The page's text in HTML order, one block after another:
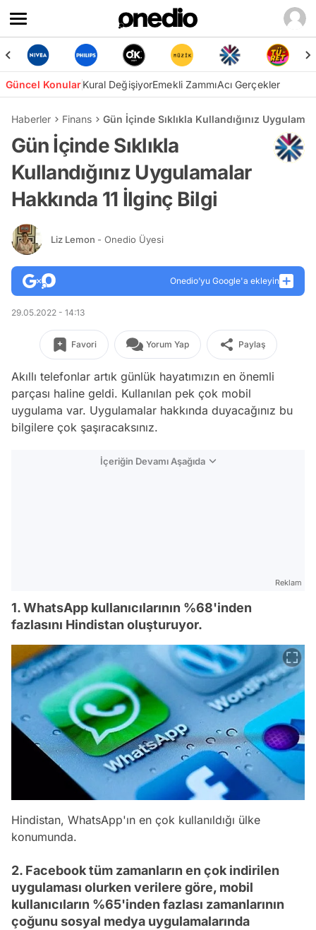
Güncel KonularKural DeğişiyorEmekli ZammıAcı Gerçekler
Haberler Finans Gün İçinde Sıklıkla Kullandığınız
Gün İçinde Sıklıkla
Kullandığınız Uygulamalar
Hakkında 11 İlginç Bilgi
Liz Lemon - Onedio Üyesi
Onedio’yu Google'a ekleyin
29.05.2022 - 14:13
Favori Yorum Yap Paylaş
Akıllı telefonlar artık günlük hayatımızın en önemli
parçası haline geldi. Kullanılan pek çok mobil
uygulama var. Uygulamalar hakkında duyacağınız bu
bilgilere çok şaşıracaksınız.
İçeriğin Devamı Aşağıda
Reklam
1. WhatsApp kullanıcılarının %68'inden
fazlasını Hindistan oluşturuyor.
Hindistan, WhatsApp'ın en çok kullanıldığı ülke
konumunda.
2. Facebook tüm zamanların en çok indirilen
uygulaması olurken verilere göre, mobil
kullanıcıların %65'inden fazlası zamanlarının
çoğunu sosyal medya uygulamalarında